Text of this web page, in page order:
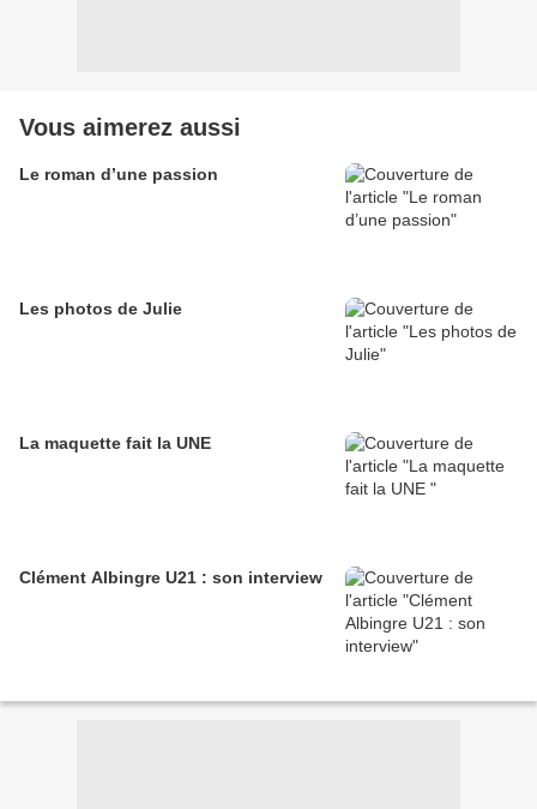
Vous aimerez aussi
Le roman d’une passion
Les photos de Julie
La maquette fait la UNE
Clément Albingre U21 : son interview